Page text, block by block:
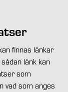
finnas länkar
länk kan
som
vad som anges